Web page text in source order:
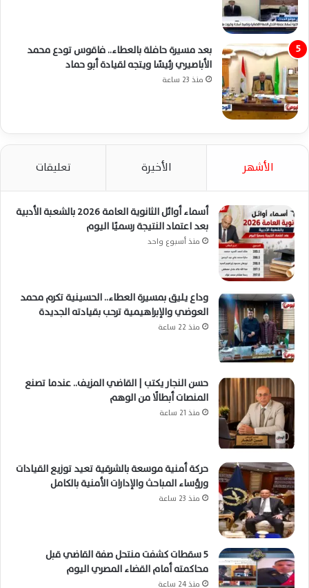
بعد مسيرة حافلة بالعطاء.. فاقوس تودع محمد
الأباصيري رئيسًا ويتجه لقيادة أبو حماد
منذ 23 ساعة
الأشهر الأخيرة تعليقات
أسماء أوائل الثانوية العامة 2026 بالشعبة الأدبية
بعد اعتماد النتيجة رسميًا اليوم
منذ أسبوع واحد
وداع يليق بمسيرة العطاء.. الحسينية تكرم محمد
العوضي والإبراهيمية ترحب بقيادته الجديدة
منذ 22 ساعة
حسن النجار يكتب | القاضي المزيف.. عندما تصنع
المنصات أبطالًا من الوهم
منذ 21 ساعة
حركة أمنية موسعة بالشرقية تعيد توزيع القيادات
ورؤساء المباحث والإدارات الأمنية بالكامل
منذ 23 ساعة
5 سقطات كشفت منتحل صفة القاضي قبل
محاكمته أمام القضاء المصري اليوم
منذ 24 ساعة